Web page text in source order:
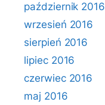
październik 2016
wrzesień 2016
sierpień 2016
lipiec 2016
czerwiec 2016
maj 2016